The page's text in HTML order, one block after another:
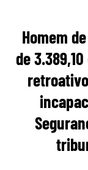
Homem
de